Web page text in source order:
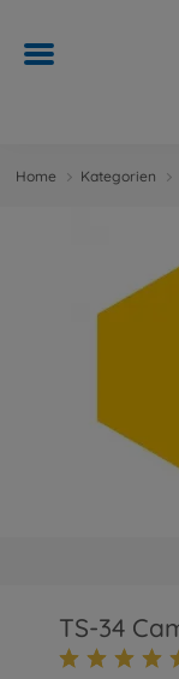
Home Kategorien
TS-34